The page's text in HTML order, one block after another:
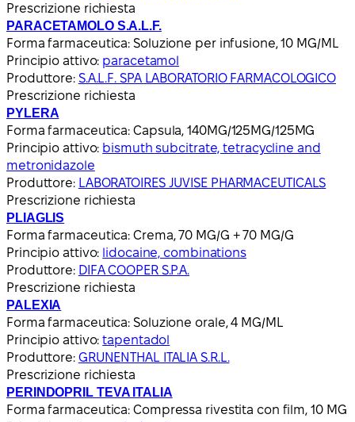
Prescrizione richiesta
PARACETAMOLO S.A.L.F.
Forma farmaceutica: Soluzione per infusione, 10 MG/ML
Principio attivo: paracetamol
Produttore: S.A.L.F. SPA LABORATORIO FARMACOLOGICO
Prescrizione richiesta
PYLERA
Forma farmaceutica: Capsula, 140MG/125MG/125MG
Principio attivo: bismuth subcitrate, tetracycline and
metronidazole
Produttore: LABORATOIRES JUVISE PHARMACEUTICALS
Prescrizione richiesta
PLIAGLIS
Forma farmaceutica: Crema, 70 MG/G + 70 MG/G
Principio attivo: lidocaine, combinations
Produttore: DIFA COOPER S.P.A.
Prescrizione richiesta
PALEXIA
Forma farmaceutica: Soluzione orale, 4 MG/ML
Principio attivo:tapentadol
Produttore: GRUNENTHAL ITALIA S.R.L.
Prescrizione richiesta
PERINDOPRIL TEVA ITALIA
Forma farmaceutica: Compressa rivestita con film, 10 MG